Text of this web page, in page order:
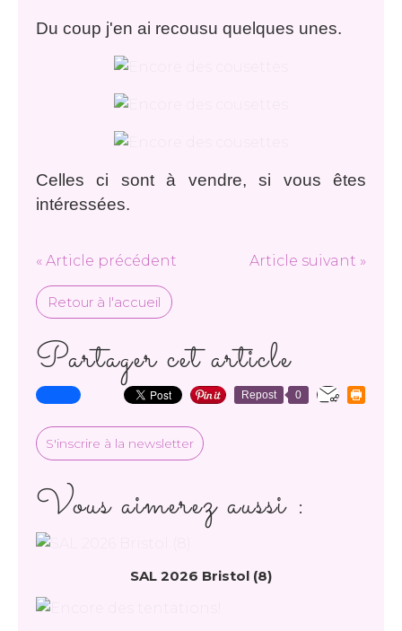
Du coup j'en ai recousu quelques unes.
Celles ci sont à vendre, si vous êtes
intéressées.
« Article précédent Article suivant »
Retour à l'accueil
Partager cet article
Repost 0
S'inscrire à la newsletter
Vous aimerez aussi :
SAL 2026 Bristol (8)